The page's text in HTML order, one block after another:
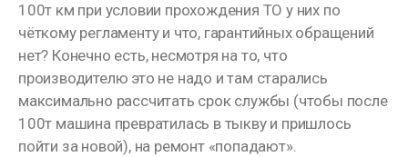
100т км при условии прохождения ТО у них по
чёткому регламенту и что, гарантийных обращений
нет? Конечно есть, несмотря на то, что
производителю это не надо и там старались
максимально рассчитать срок службы (чтобы после
100т машина превратилась в тыкву и пришлось
пойти за новой), на ремонт «попадают».